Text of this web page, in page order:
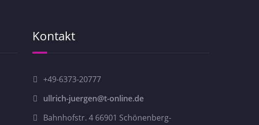
Kontakt
+49-6373-20777
ullrich-juergen@t-online.de
Bahnhofstr. 4 66901 Schönenberg-